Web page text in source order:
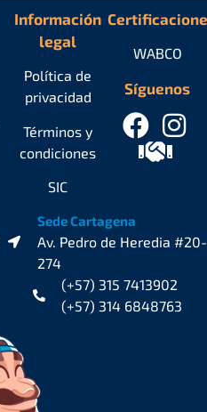
Información
legal
Política de
privacidad
Términos y
condiciones
SIC
Síguenos
WABCO
Sede Cartagena
Av. Pedro de Heredia #20-
274
(+57) 315 7413902
(+57) 314 6848763